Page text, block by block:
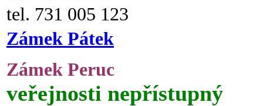
tel. 731 005 123
Zámek Pátek
Zámek Peruc
veřejnosti nepřístupný